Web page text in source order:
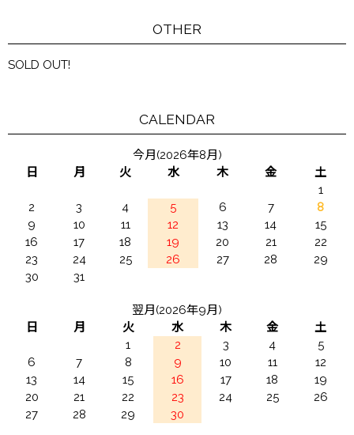
OTHER
SOLD OUT!
CALENDAR
今月(2026年8月)
日
月 火 水 木 金
土
1
2
3 4 5 6 7
8
9
10 11 12 13 14
15
16
17 18 19 20 21
22
23
24 25 26 27 28
29
30
31
翌月(2026年9月)
日
月 火 水 木 金
土
1
2 3 4
5
6
7 8 9 10 11
12
13
14 15 16 17 18
19
20
21 22 23 24 25
26
27
28 29 30